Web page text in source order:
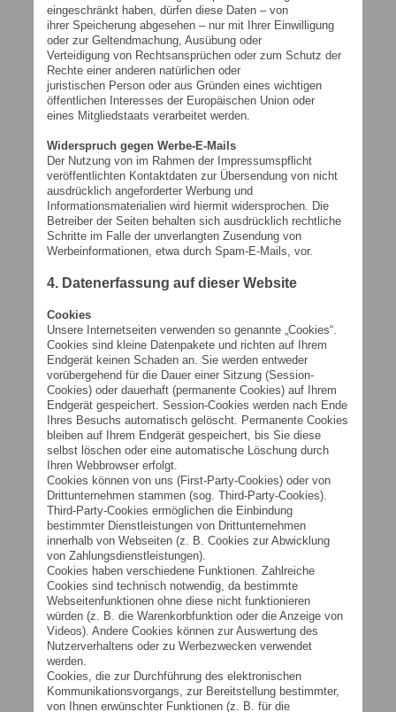
eingeschränkt haben, dürfen diese Daten – von
ihrer Speicherung abgesehen – nur mit Ihrer Einwilligung
oder zur Geltendmachung, Ausübung oder
Verteidigung von Rechtsansprüchen oder zum Schutz der
Rechte einer anderen natürlichen oder
juristischen Person oder aus Gründen eines wichtigen
öffentlichen Interesses der Europäischen Union oder
eines Mitgliedstaats verarbeitet werden.
Widerspruch gegen Werbe-E-Mails
Der Nutzung von im Rahmen der Impressumspflicht
veröffentlichten Kontaktdaten zur Übersendung von nicht
ausdrücklich angeforderter Werbung und
Informationsmaterialien wird hiermit widersprochen. Die
Betreiber der Seiten behalten sich ausdrücklich rechtliche
Schritte im Falle der unverlangten Zusendung von
Werbeinformationen, etwa durch Spam-E-Mails, vor.
4. Datenerfassung auf dieser Website
Cookies
Unsere Internetseiten verwenden so genannte „Cookies“.
Cookies sind kleine Datenpakete und richten auf Ihrem
Endgerät keinen Schaden an. Sie werden entweder
vorübergehend für die Dauer einer Sitzung (Session-
Cookies) oder dauerhaft (permanente Cookies) auf Ihrem
Endgerät gespeichert. Session-Cookies werden nach Ende
Ihres Besuchs automatisch gelöscht. Permanente Cookies
bleiben auf Ihrem Endgerät gespeichert, bis Sie diese
selbst löschen oder eine automatische Löschung durch
Ihren Webbrowser erfolgt.
Cookies können von uns (First-Party-Cookies) oder von
Drittunternehmen stammen (sog. Third-Party-Cookies).
Third-Party-Cookies ermöglichen die Einbindung
bestimmter Dienstleistungen von Drittunternehmen
innerhalb von Webseiten (z. B. Cookies zur Abwicklung
von Zahlungsdienstleistungen).
Cookies haben verschiedene Funktionen. Zahlreiche
Cookies sind technisch notwendig, da bestimmte
Webseitenfunktionen ohne diese nicht funktionieren
würden (z. B. die Warenkorbfunktion oder die Anzeige von
Videos). Andere Cookies können zur Auswertung des
Nutzerverhaltens oder zu Werbezwecken verwendet
werden.
Cookies, die zur Durchführung des elektronischen
Kommunikationsvorgangs, zur Bereitstellung bestimmter,
von Ihnen erwünschter Funktionen (z. B. für die